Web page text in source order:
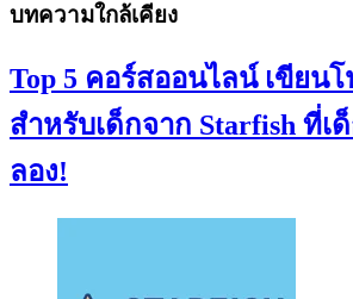
บทความใกล้เคียง
Top 5 คอร์สออนไลน์ เขียน
สำหรับเด็กจาก Starfish ที่เ
ลอง!